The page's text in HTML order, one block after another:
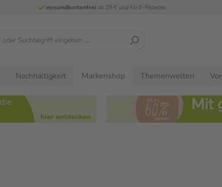
versandkostenfreiab 29 € und für E-Rezepte
Nachhaltigkeit Markenshop Themenwelten